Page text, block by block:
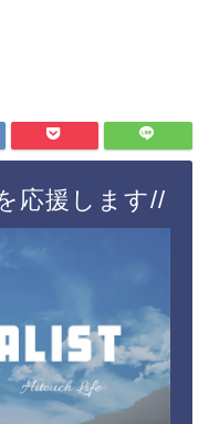
応援します//